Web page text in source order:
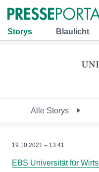
Storys Blaulicht
Alle Storys
19.10.2021 – 13:41
EBS Universität für